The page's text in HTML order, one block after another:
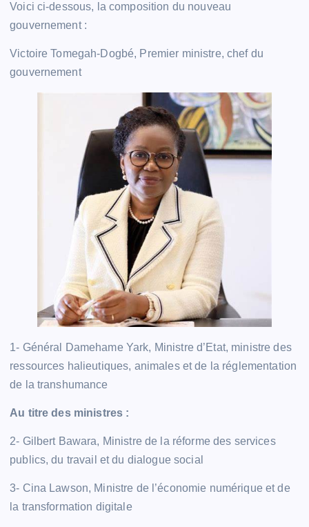
Voici ci-dessous, la composition du nouveau
gouvernement :
Victoire Tomegah-Dogbé, Premier ministre, chef du
gouvernement
1- Général Damehame Yark, Ministre d’Etat, ministre des
ressources halieutiques, animales et de la réglementation
de la transhumance
Au titre des ministres :
2- Gilbert Bawara, Ministre de la réforme des services
publics, du travail et du dialogue social
3- Cina Lawson, Ministre de l’économie numérique et de
la transformation digitale